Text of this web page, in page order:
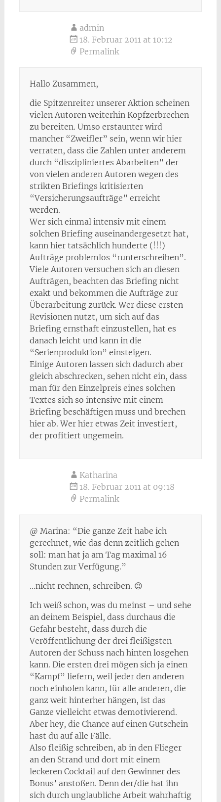
admin
18. Februar 2011 at 10:12
Permalink
Hallo Zusammen,
die Spitzenreiter unserer Aktion scheinen
vielen Autoren weiterhin Kopfzerbrechen
zu bereiten. Umso erstaunter wird
mancher “Zweifler” sein, wenn wir hier
verraten, dass die Zahlen unter anderem
durch “diszipliniertes Abarbeiten” der
von vielen anderen Autoren wegen des
strikten Briefings kritisierten
“Versicherungsaufträge” erreicht
werden.
Wer sich einmal intensiv mit einem
solchen Briefing auseinandergesetzt hat,
kann hier tatsächlich hunderte (!!!)
Aufträge problemlos “runterschreiben”.
Viele Autoren versuchen sich an diesen
Aufträgen, beachten das Briefing nicht
exakt und bekommen die Aufträge zur
Überarbeitung zurück. Wer diese ersten
Revisionen nutzt, um sich auf das
Briefing ernsthaft einzustellen, hat es
danach leicht und kann in die
“Serienproduktion” einsteigen.
Einige Autoren lassen sich dadurch aber
gleich abschrecken, sehen nicht ein, dass
man für den Einzelpreis eines solchen
Textes sich so intensive mit einem
Briefing beschäftigen muss und brechen
hier ab. Wer hier etwas Zeit investiert,
der profitiert ungemein.
Katharina
18. Februar 2011 at 09:18
Permalink
@ Marina: “Die ganze Zeit habe ich
gerechnet, wie das denn zeitlich gehen
soll: man hat ja am Tag maximal 16
Stunden zur Verfügung.”
…nicht rechnen, schreiben. 😉
Ich weiß schon, was du meinst – und sehe
an deinem Beispiel, dass durchaus die
Gefahr besteht, dass durch die
Veröffentlichung der drei fleißigsten
Autoren der Schuss nach hinten losgehen
kann. Die ersten drei mögen sich ja einen
“Kampf” liefern, weil jeder den anderen
noch einholen kann, für alle anderen, die
ganz weit hinterher hängen, ist das
Ganze vielleicht etwas demotivierend.
Aber hey, die Chance auf einen Gutschein
hast du auf alle Fälle.
Also fleißig schreiben, ab in den Flieger
an den Strand und dort mit einem
leckeren Cocktail auf den Gewinner des
Bonus’ anstoßen. Denn der/die hat ihn
sich durch unglaubliche Arbeit wahrhaftig